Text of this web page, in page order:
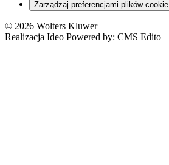
Franczyza
Prawo autorskie
Zarządzaj preferencjami plików cookie
© 2026 Wolters Kluwer
Realizacja Ideo Powered by: CMS Edito